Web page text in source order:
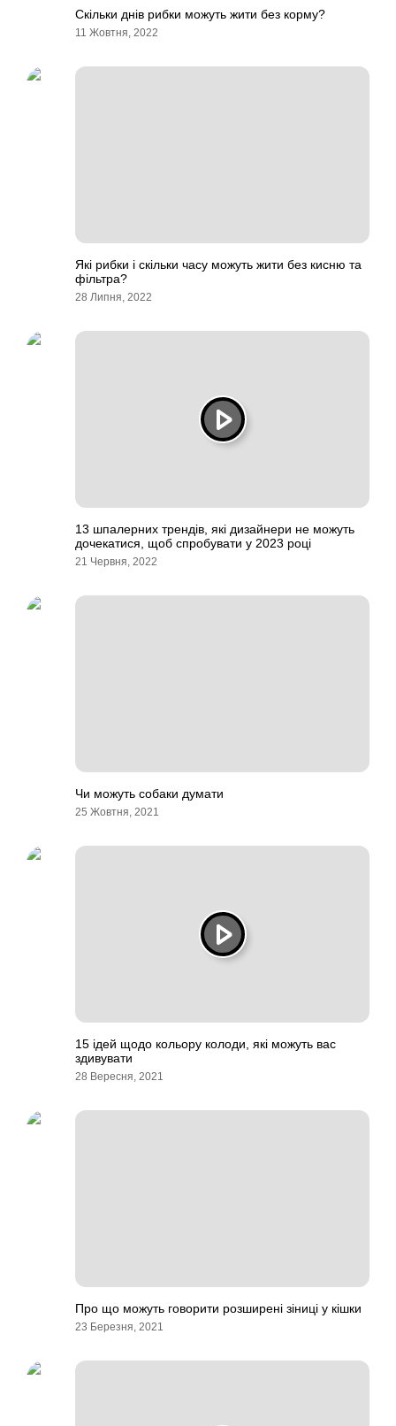
Скільки днів рибки можуть жити без корму?
11 Жовтня, 2022
Які рибки і скільки часу можуть жити без кисню та
фільтра?
28 Липня, 2022
13 шпалерних трендів, які дизайнери не можуть
дочекатися, щоб спробувати у 2023 році
21 Червня, 2022
Чи можуть собаки думати
25 Жовтня, 2021
15 ідей щодо кольору колоди, які можуть вас
здивувати
28 Вересня, 2021
Про що можуть говорити розширені зіниці у кішки
23 Березня, 2021